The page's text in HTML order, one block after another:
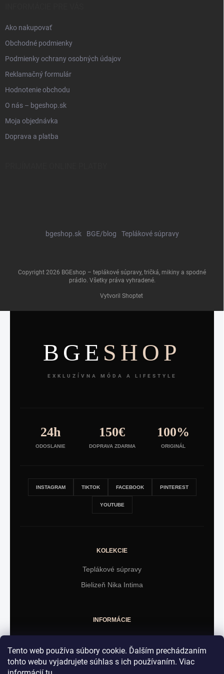
Tento web používa súbory cookie. Ďalším prechádzaním
tohto webu vyjadrujete súhlas s ich používaním. Viac
Ako nakupovať
Obchodné podmienky
Podmienky ochrany osobných údajov
Reklamačný formulár
Hodnotenie obchodu
O nás – bgeshop.sk
Moja objednávka
Doprava a platba
bgeshop.sk BGE/blog Teplákové súpravy
Vytvoril Shoptet
Copyright 2026 BGEshop – teplákové súpravy, tričká, mikiny a spodné
prádlo. Všetky práva vyhradené.
BGE SHOP
EXKLUZÍVNA MÓDA A LIFESTYLE
24h
ODOSLANIE
150€
DOPRAVA ZDARMA
100%
ORIGINÁL
INSTAGRAM TIKTOK FACEBOOK PINTEREST
YOUTUBE
KOLEKCIE
Teplákové súpravy
Bielizeň Nika Intima
INFORMÁCIE
Vrátenie tovaru